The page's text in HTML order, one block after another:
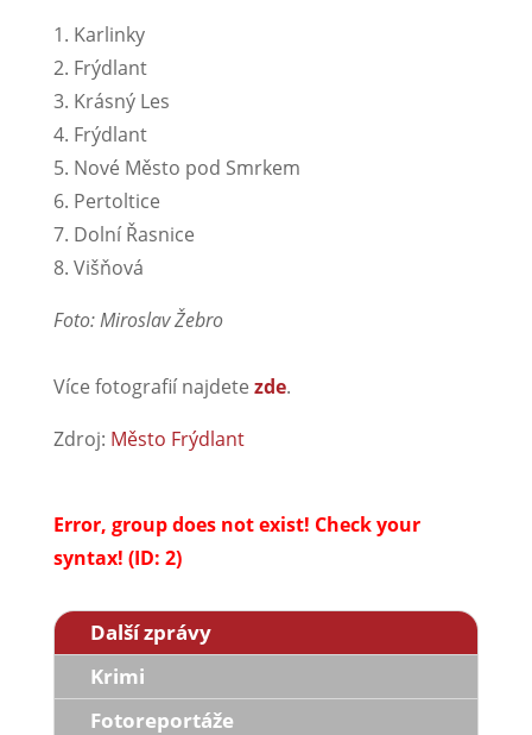
1. Karlinky
2. Frýdlant
3. Krásný Les
4. Frýdlant
5. Nové Město pod Smrkem
6. Pertoltice
7. Dolní Řasnice
8. Višňová
Foto: Miroslav Žebro
Více fotografií najdete zde.
Zdroj: Město Frýdlant
Error, group does not exist! Check your
syntax! (ID: 2)
Další zprávy
Krimi
Fotoreportáže